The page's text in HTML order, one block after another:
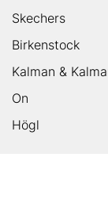
Skechers
Birkenstock
Kalman &
On
Högl